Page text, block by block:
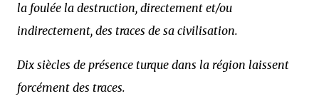
la foulée la destruction, directement et/ou
indirectement, des traces de sa civilisation.
Dix siècles de présence turque dans la région laissent
forcément des traces.